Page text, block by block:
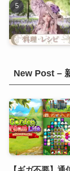
New Post –